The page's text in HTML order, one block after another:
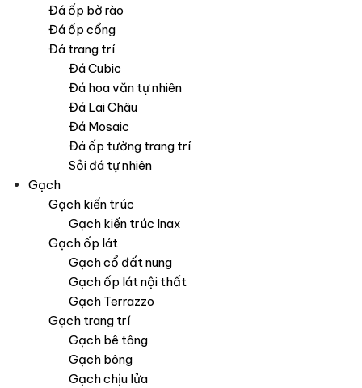
Đá ốp bờ rào
Đá ốp cổng
Đá trang trí
Đá Cubic
Đá hoa văn tự nhiên
Đá Lai Châu
Đá Mosaic
Đá ốp tường trang trí
Sỏi đá tự nhiên
Gạch
Gạch kiến trúc
Gạch kiến trúc Inax
Gạch ốp lát
Gạch cổ đất nung
Gạch ốp lát nội thất
Gạch Terrazzo
Gạch trang trí
Gạch bê tông
Gạch bông
Gạch chịu lửa